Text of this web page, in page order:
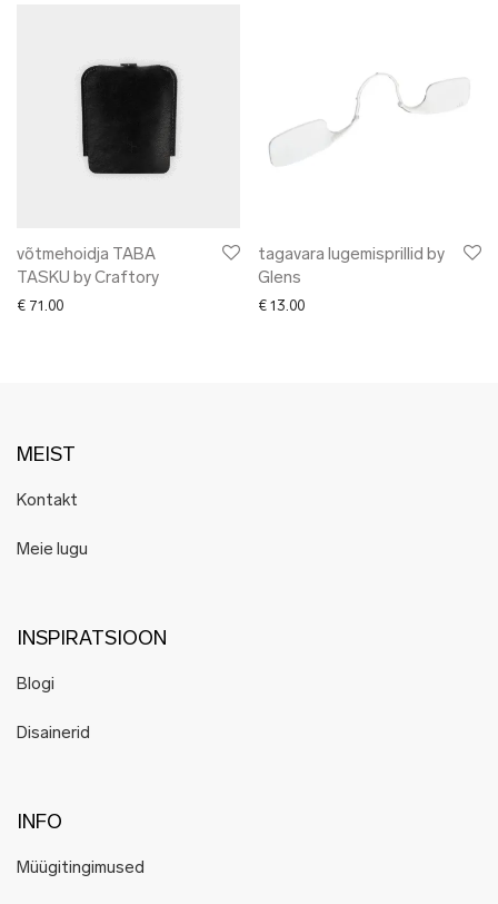
võtmehoidja TABA
TASKU by Craftory
€ 71.00
tagavara lugemisprillid by
Glens
€ 13.00
MEIST
Kontakt
Meie lugu
INSPIRATSIOON
Blogi
Disainerid
INFO
Müügitingimused